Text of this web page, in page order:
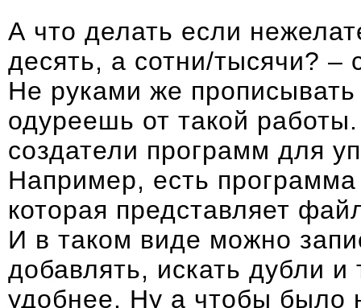
А что делать если
десять, а сотни/тысячи? –
Не руками же
одуреешь от такой
создатели программ для
Например, есть
которая представляет
И в таком виде можно
добавлять, искать дубли и
удобнее. Ну а чтобы было